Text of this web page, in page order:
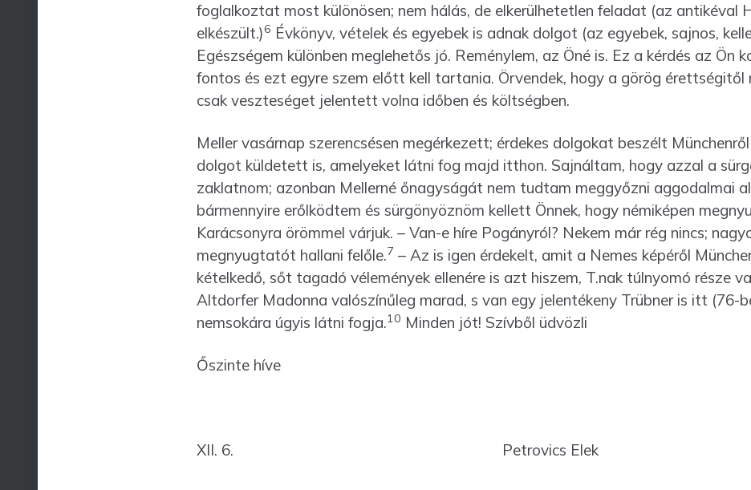
foglalkoztat most különösen; nem hálás, de elkerül­hetetlen feladat (az antikéval
elkészült.)6 Évkönyv, vételek és egyebek is adnak dolgot (az egyebek, sajnos,
Egészségem különben megle­hetős jó. Reménylem, az Öné is. Ez a kérdés az Ön
fontos és ezt egyre szem előtt kell tartania. Örvendek, hogy a görög érettségitől
csak veszteséget jelentett volna időben és költségben.
Meller vasárnap szerencsésen megérkezett; érdekes dolgokat beszélt
dolgot küldetett is, amelyeket látni fog majd itthon. Sajnáltam, hogy azzal a
zaklatnom; azonban Mellerné őnagyságát nem tudtam meggyőzni aggodalmai
bármennyire erőlködtem és sürgö­nyöz­nöm kellett Önnek, hogy némiképen
Karácsonyra örömmel várjuk. – Van-e híre Pogányról? Nekem már rég nincs;
megnyugtatót hallani felőle.7 – Az is igen érdekelt, amit a Nemes képéről
kételkedő, sőt tagadó vélemények ellenére is azt hiszem, T.nak túlnyomó része
Altdorfer Madonna valószínűleg marad, s van egy jelentékeny Trübner is itt (76-
nemsokára úgyis látni fogja.10 Minden jót! Szívből üdvözli
Őszinte híve
XII. 6. Petrovics Elek